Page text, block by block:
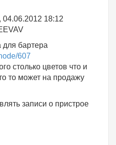
18:12
для бартера
607
столько цветов что и
то может на продажу
записи о пристрое